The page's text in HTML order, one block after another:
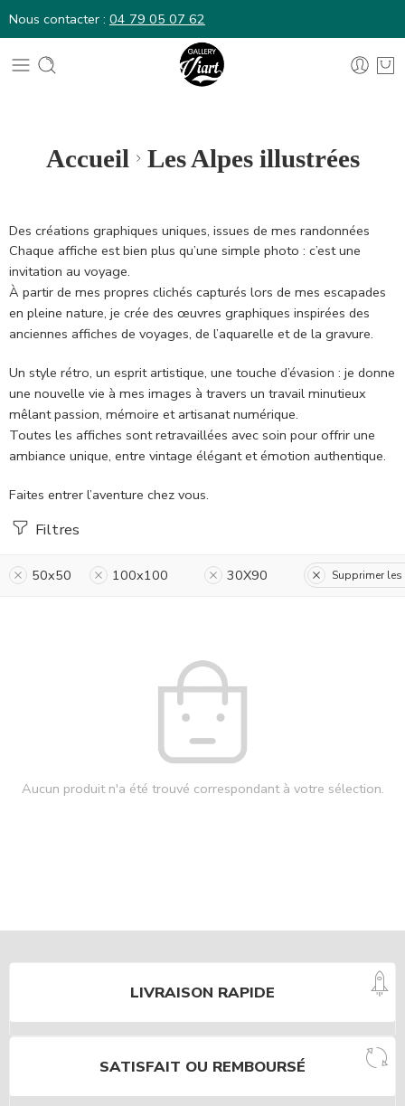
Nous contacter : 04 79 05 07 62
Accueil Les Alpes illustrées
Des créations graphiques uniques, issues de mes randonnées
Chaque affiche est bien plus qu’une simple photo : c’est une
invitation au voyage.
À partir de mes propres clichés capturés lors de mes escapades
en pleine nature, je crée des œuvres graphiques inspirées des
anciennes affiches de voyages, de l’aquarelle et de la gravure.
Un style rétro, un esprit artistique, une touche d’évasion : je donne
une nouvelle vie à mes images à travers un travail minutieux
mêlant passion, mémoire et artisanat numérique.
Toutes les affiches sont retravaillées avec soin pour offrir une
ambiance unique, entre vintage élégant et émotion authentique.
Faites entrer l’aventure chez vous.
Filtres
50x50 100x100 30X90 Supprimer
Aucun produit n'a été trouvé correspondant à votre sélection.
LIVRAISON RAPIDE
SATISFAIT OU REMBOURSÉ